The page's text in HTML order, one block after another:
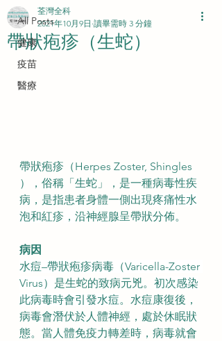
All Posts
健康
疫苗
醫療
帶狀疱疹（生蛇）
荃灣全科
2021年10月9日 讀畢需時 3 分鐘
帶狀疱疹（Herpes Zoster, Shingles
），俗稱「生蛇」，是一種病毒性疾
病，是指患者身體一側出現疼痛性水
泡和紅疹 ， 沿神經腺呈帶狀分佈。
病因
水痘–帶狀疱疹病毒（Varicella-Zoster
Virus） 是生蛇的致病元兇。 初次感染
此病毒時會引發水痘。水痘康復後，
病毒會潛伏於人體神經，處於休眠狀
態。當人體免疫力轉差時，病毒就會